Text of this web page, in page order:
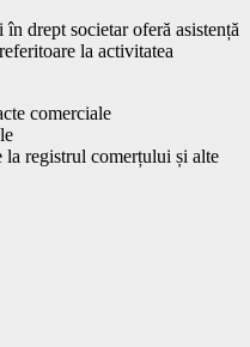
drept societar oferă asistență
la activitatea
comerciale
registrul comerțului și alte